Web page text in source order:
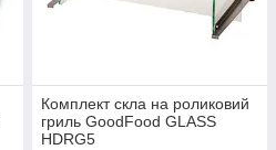
Комплект скла на роликовий
гриль GoodFood GLASS
HDRG5